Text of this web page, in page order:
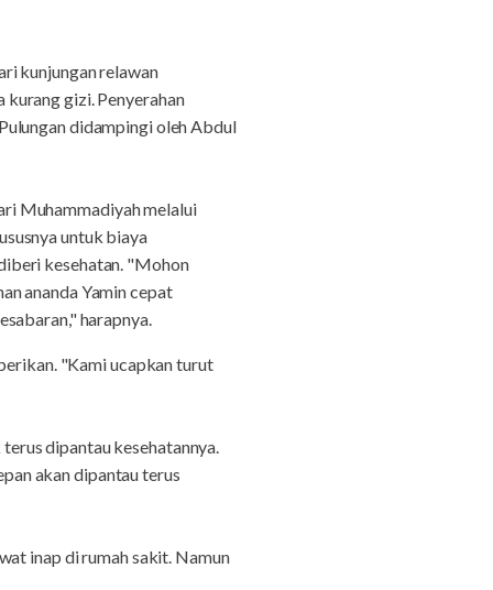
kunjungan relawan
kurang gizi. Penyerahan
didampingi oleh Abdul
Muhammadiyah melalui
untuk biaya
kesehatan. "Mohon
ananda Yamin cepat
harapnya.
"Kami ucapkan turut
dipantau kesehatannya.
akan dipantau terus
inap di rumah sakit. Namun